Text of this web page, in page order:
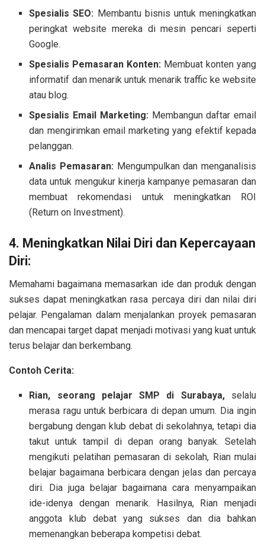
Spesialis SEO: Membantu bisnis untuk meningkatkan
peringkat website mereka di mesin pencari seperti
Google.
Spesialis Pemasaran Konten: Membuat konten yang
informatif dan menarik untuk menarik traffic ke website
atau blog.
Spesialis Email Marketing:Membangun daftar email
dan mengirimkan email marketing yang efektif kepada
pelanggan.
Analis Pemasaran:Mengumpulkan dan menganalisis
data untuk mengukur kinerja kampanye pemasaran dan
membuat rekomendasi untuk meningkatkan ROI
(Return on Investment).
4. Meningkatkan Nilai Diri dan Kepercayaan
Diri:
Memahami bagaimana memasarkan ide dan produk dengan
sukses dapat meningkatkan rasa percaya diri dan nilai diri
pelajar. Pengalaman dalam menjalankan proyek pemasaran
dan mencapai target dapat menjadi motivasi yang kuat untuk
terus belajar dan berkembang.
Contoh Cerita:
Rian, seorang pelajar SMP di Surabaya,selalu
merasa ragu untuk berbicara di depan umum. Dia ingin
bergabung dengan klub debat di sekolahnya, tetapi dia
takut untuk tampil di depan orang banyak. Setelah
mengikuti pelatihan pemasaran di sekolah, Rian mulai
belajar bagaimana berbicara dengan jelas dan percaya
diri. Dia juga belajar bagaimana cara menyampaikan
ide-idenya dengan menarik. Hasilnya, Rian menjadi
anggota klub debat yang sukses dan dia bahkan
memenangkan beberapa kompetisi debat.